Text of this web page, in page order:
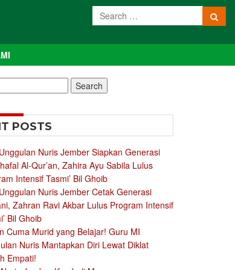
POSTS
Nuris Jember Siapkan Generasi
Al-Qur’an, Zahira Ayu Sabila Lulus
Intensif Tasmi’ Bil Ghoib
Nuris Jember Cetak Generasi
Zahran Ravi Akbar Lulus Program Intensif
Bil Ghoib
Cuma Murid yang Belajar! Guru MI
Nuris Mantapkan Diri Lewat Diklat
Empati!